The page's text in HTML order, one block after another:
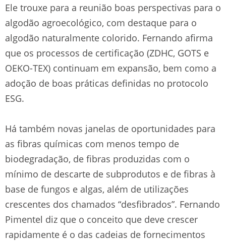
Ele trouxe para a reunião boas perspectivas para o
algodão agroecológico, com destaque para o
algodão naturalmente colorido. Fernando afirma
que os processos de certificação (ZDHC, GOTS e
OEKO-TEX) continuam em expansão, bem como a
adoção de boas práticas definidas no protocolo
ESG.
Há também novas janelas de oportunidades para
as fibras químicas com menos tempo de
biodegradação, de fibras produzidas com o
mínimo de descarte de subprodutos e de fibras à
base de fungos e algas, além de utilizações
crescentes dos chamados “desfibrados”. Fernando
Pimentel diz que o conceito que deve crescer
rapidamente é o das cadeias de fornecimentos